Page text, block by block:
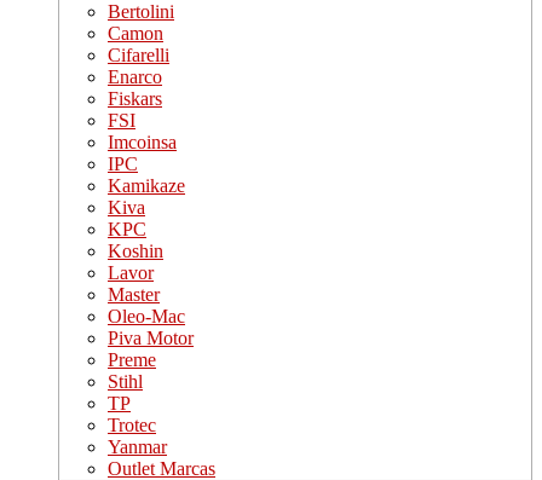
Bertolini
Camon
Cifarelli
Enarco
Fiskars
FSI
Imcoinsa
IPC
Kamikaze
Kiva
KPC
Koshin
Lavor
Master
Oleo-Mac
Piva Motor
Preme
Stihl
TP
Trotec
Yanmar
Outlet Marcas